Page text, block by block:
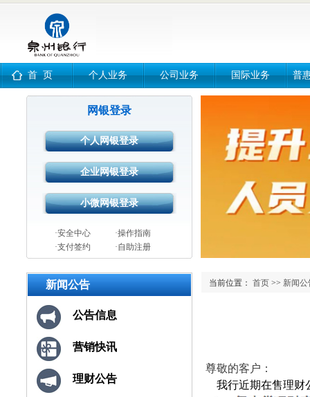
个人业务 公司业务 国际业务 普
首 页
网银登录
·安全中心
·操作指南
·支付签约
·自助注册
新闻公告
公告信息
营销快讯
理财公告
当前位置： 首页 >> 新闻公
尊敬的客户：
我行近期在售理财